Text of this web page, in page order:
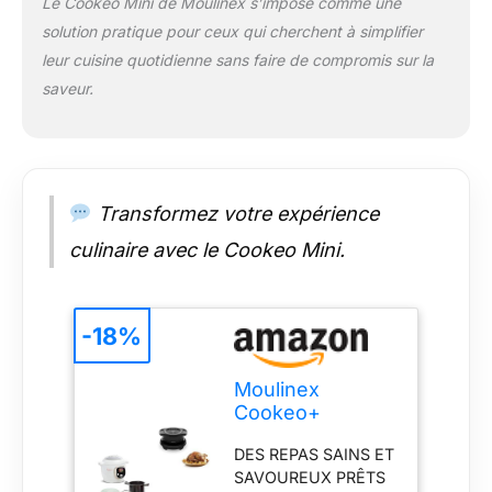
EXTRA CRISP :
préparez des recettes
technologie air fryer
en un instant
COMPATIBILITE :
pas besoin de
préchauffage, jusqu'à
30 % plus rapide
qu'un four classique
pour la cuisson de
700 g de frites
solution pratique pour ceux qui cherchent à simplifier
leur cuisine quotidienne sans faire de compromis sur la
saveur.
Transformez votre expérience
culinaire avec le Cookeo Mini.
Moulinex
Cookeo+
intelligent haute
pression + Extra
DES REPAS SAINS ET
SAVOUREUX PRÊTS
-18%